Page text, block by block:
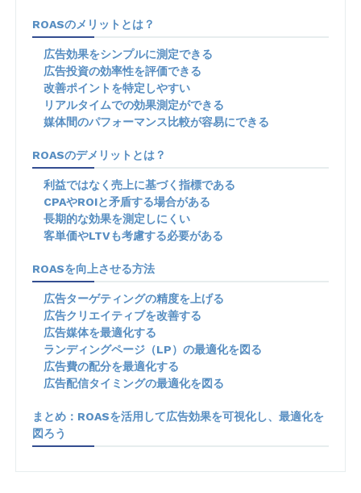
ROASのメリットとは？
広告効果をシンプルに測定できる
広告投資の効率性を評価できる
改善ポイントを特定しやすい
リアルタイムでの効果測定ができる
媒体間のパフォーマンス比較が容易にできる
ROASのデメリットとは？
利益ではなく売上に基づく指標である
CPAやROIと矛盾する場合がある
長期的な効果を測定しにくい
客単価やLTVも考慮する必要がある
ROASを向上させる方法
広告ターゲティングの精度を上げる
広告クリエイティブを改善する
広告媒体を最適化する
ランディングページ（LP）の最適化を図る
広告費の配分を最適化する
広告配信タイミングの最適化を図る
まとめ：ROASを活用して広告効果を可視化し、最適化を
図ろう